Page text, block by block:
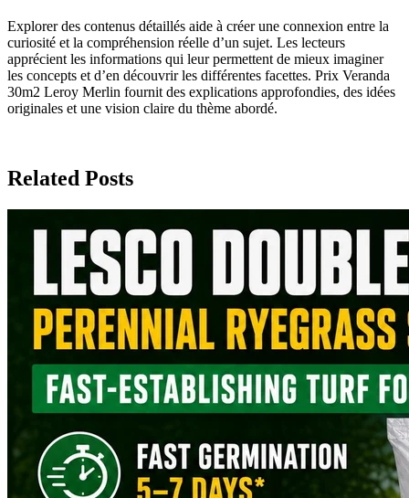
Explorer des contenus détaillés aide à créer une connexion entre la
curiosité et la compréhension réelle d’un sujet. Les lecteurs
apprécient les informations qui leur permettent de mieux imaginer
les concepts et d’en découvrir les différentes facettes. Prix Veranda
30m2 Leroy Merlin fournit des explications approfondies, des idées
originales et une vision claire du thème abordé.
Related Posts